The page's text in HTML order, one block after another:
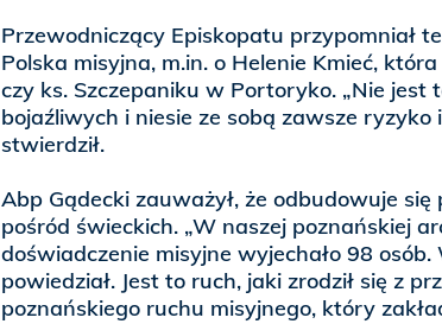
Przewodniczący Episkopatu przypomniał
Polska misyjna, m.in. o Helenie Kmieć,
czy ks. Szczepaniku w Portoryko. „Nie jest
bojaźliwych i niesie ze sobą zawsze ryzyko
stwierdził.
Abp Gądecki zauważył, że odbudowuje
pośród świeckich. „W naszej poznańskiej
doświadczenie misyjne wyjechało 98 osób.
powiedział. Jest to ruch, jaki zrodził się z
poznańskiego ruchu misyjnego, który